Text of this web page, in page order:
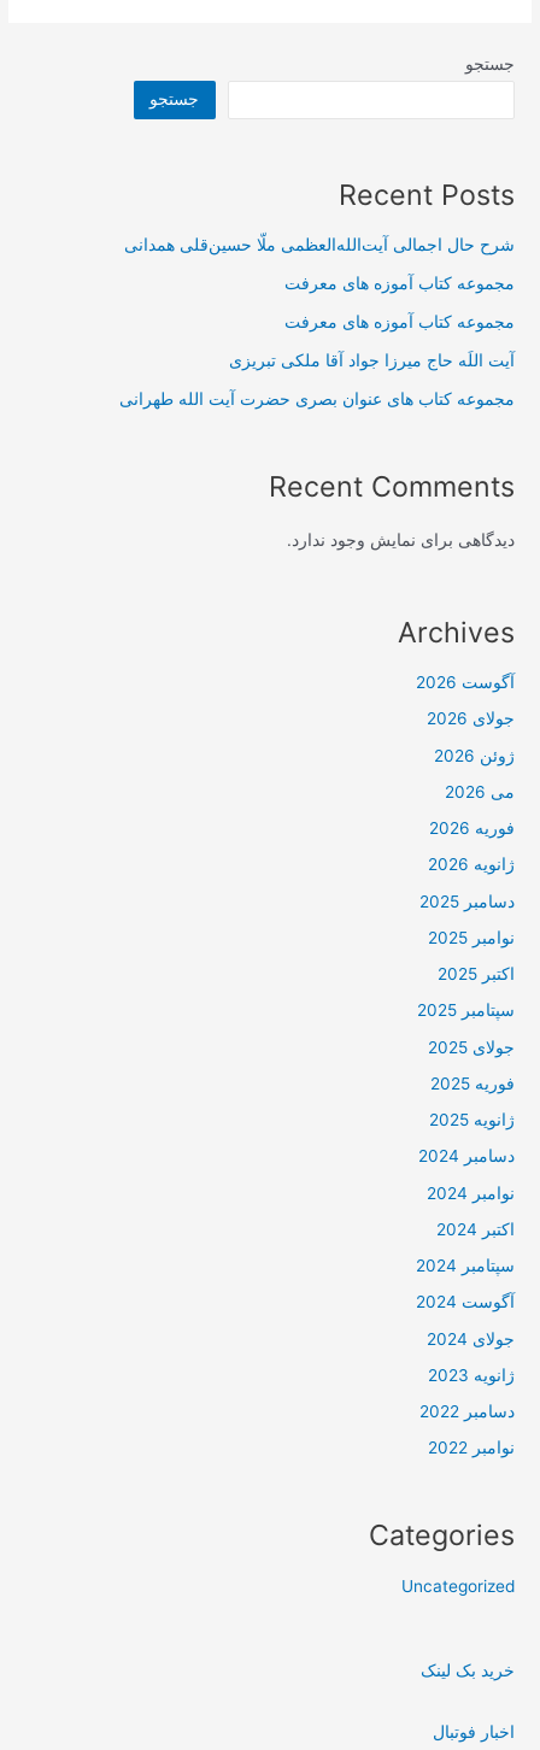
جستجو
جستجو
Recent Posts
شرح حال اجمالی آیت‌الله‌العظمی ملّا حسین‌قلی همدانی
مجموعه کتاب آموزه های معرفت
مجموعه کتاب آموزه های معرفت
آیت اللَه حاج میرزا جواد آقا ملکی تبریزی
مجموعه کتاب های عنوان بصری حضرت آیت الله طهرانی
Recent Comments
دیدگاهی برای نمایش وجود ندارد.
Archives
آگوست 2026
جولای 2026
ژوئن 2026
می 2026
فوریه 2026
ژانویه 2026
دسامبر 2025
نوامبر 2025
اکتبر 2025
سپتامبر 2025
جولای 2025
فوریه 2025
ژانویه 2025
دسامبر 2024
نوامبر 2024
اکتبر 2024
سپتامبر 2024
آگوست 2024
جولای 2024
ژانویه 2023
دسامبر 2022
نوامبر 2022
Categories
Uncategorized
خرید بک لینک
اخبار فوتبال